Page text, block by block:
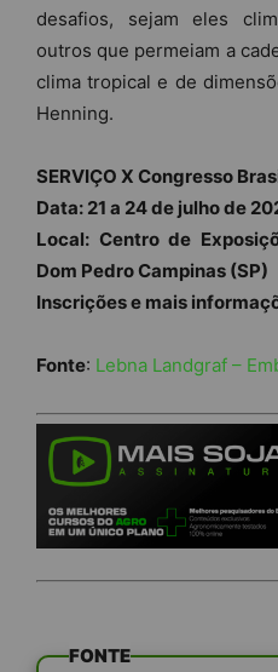
desafios, sejam eles
outros que permeiam a
clima tropical e de
Henning.
SERVIÇO X Congresso
Data: 21 a 24 de julho de
Local: Centro de
Dom Pedro Campinas (SP)
Inscrições e mais
Fonte: Lebna Landgraf –
FONTE